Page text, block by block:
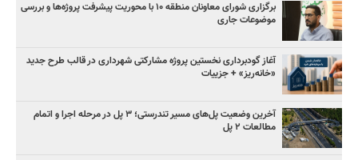
برگزاری شورای معاونان منطقه ۱۰ با محوریت پیشرفت پروژه‌ها و بررسی
موضوعات جاری
آغاز گودبرداری نخستین پروژه مشارکتی شهرداری در قالب طرح جدید
«خانه‌ریز» + جزییات
آخرین وضعیت پل‌های مسیر تندرستی؛ ۳ پل در مرحله اجرا و اتمام
مطالعات ۲ پل